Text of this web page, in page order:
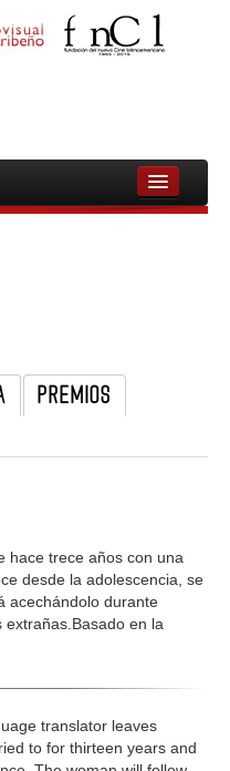
PREMIOS
hace trece años con una
desde la adolescencia, se
acechándolo durante
en la
translator leaves
to for thirteen years and